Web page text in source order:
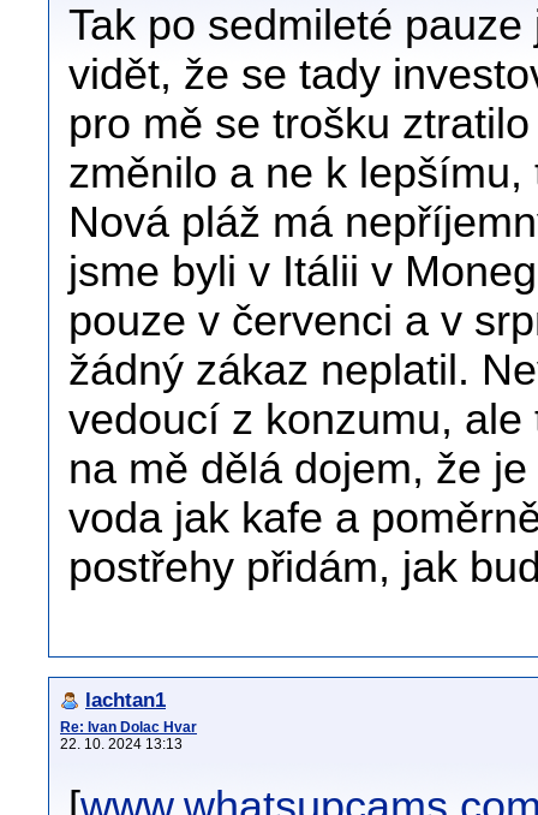
Tak po sedmileté
vidět, že se tady
pro mě se trošku
změnilo a ne k
Nová pláž má
jsme byli v Itálii v
pouze v červenci a v
žádný zákaz neplatil.
vedoucí z konzumu,
na mě dělá dojem, že
voda jak kafe a
postřehy přidám, jak
lachtan1
Re: Ivan Dolac Hvar
22. 10. 2024 13:13